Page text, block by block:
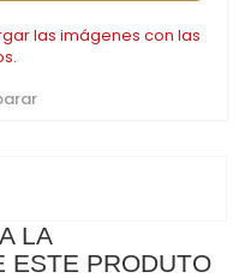
las imágenes con las
LA
ESTE PRODUTO